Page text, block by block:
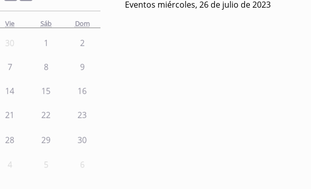
Vie Sáb Dom
30 1 2
7 8 9
14 15 16
21 22 23
28 29 30
4 5 6
Eventos miércoles, 26 de julio de 2023